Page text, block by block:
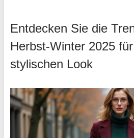
Entdecken Sie die
Herbst-Winter 2025
stylischen Look